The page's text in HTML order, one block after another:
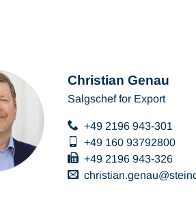
Christian Genau
Salgschef for Export
+49 2196 943-301
+49 160 93792800
+49 2196 943-326
christian.genau